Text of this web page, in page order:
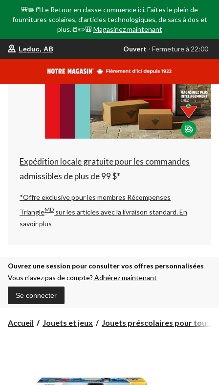
🎒✏️📒Le Retour en classe commence ici. Faites le plein de
fournitures scolaires, d'articles technologiques, de sacs à dos et
plus.📒✏️🎒 Magasinez maintenant
votre
est
AB,
Ouvert,
Fermeture
à
22:00
changer
Leduc, AB Ouvert ⋅ Fermeture à 22:00
Expédition locale gratuite pour les commandes
admissibles de plus de 99 $*
*Offre exclusive pour les membres Récompenses
TriangleMD sur les articles avec la livraison standard.En
savoir plus
Ouvrez une session pour consulter vos offres personnalisées
Vous n’avez pas de compte? Adhérez maintenant
Se connecter
Accueil Jouets et jeux Jouets préscolaires pour tou...